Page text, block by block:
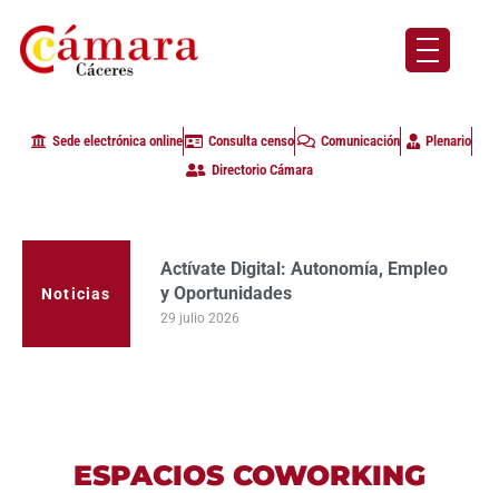
Sede electrónica online Consulta censo Comunicación
Plenario
Directorio Cámara
Noticias
Actívate Digital: Autonomía, Empleo
y Oportunidades
29 julio 2026
ESPACIOS COWORKING